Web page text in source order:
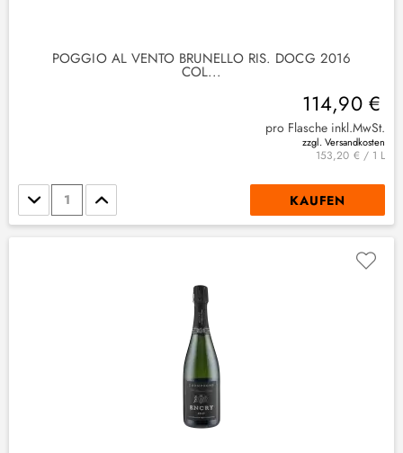
POGGIO AL VENTO BRUNELLO RIS. DOCG 2016
COL...
114,90 €
pro Flasche inkl.MwSt.
zzgl. Versandkosten
153,20 € / 1 L
Stückzahl KAUFEN